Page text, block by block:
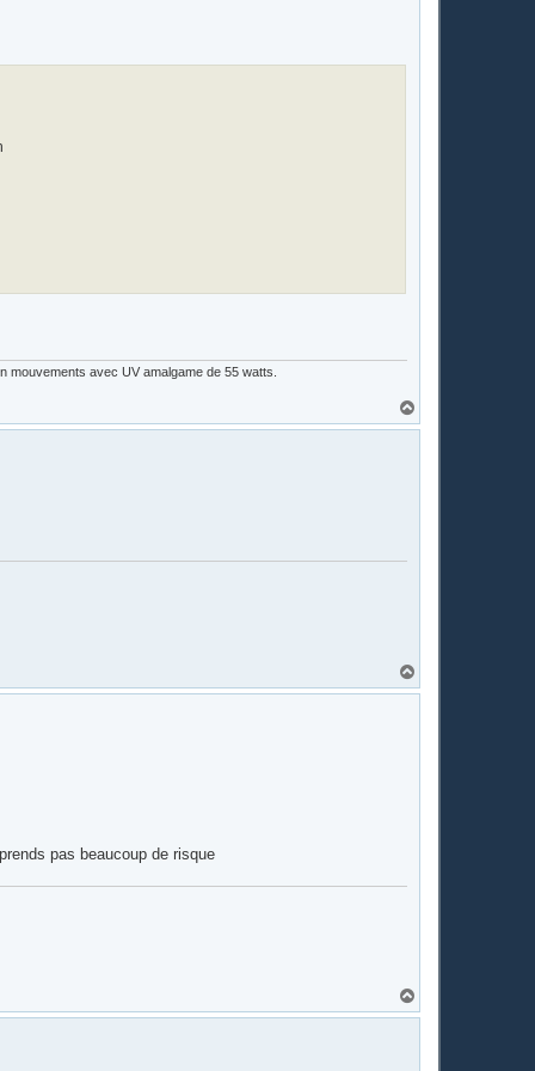
avec UV amalgame de 55 watts.
a
a
pas beaucoup de risque
a